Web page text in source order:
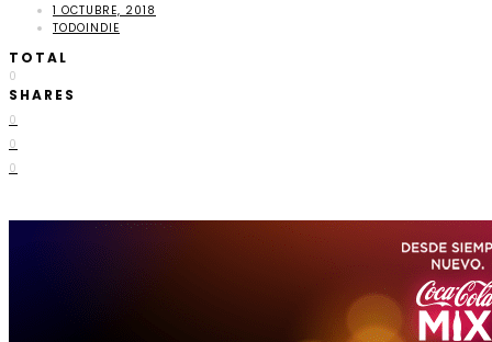
1 OCTUBRE, 2018
TODOINDIE
TOTAL
0
SHARES
0
0
0